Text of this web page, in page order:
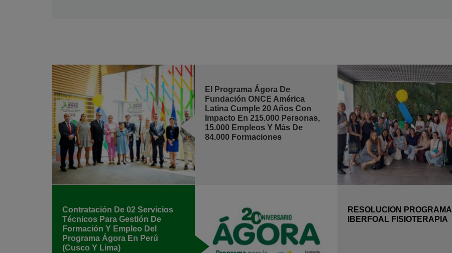
El Programa Ágora De
Fundación ONCE América
Latina Cumple 20 Años Con
Impacto En 215.000 Personas,
15.000 Empleos Y Más De
84.000 Formaciones
Contratación De 02 Servicios
Técnicos Para Gestión De
Formación Y Empleo Del
Programa Ágora En Perú
(Cusco Y Lima)
RESOLUCION PROGRAMA
IBERFOAL FISIOTERAPIA